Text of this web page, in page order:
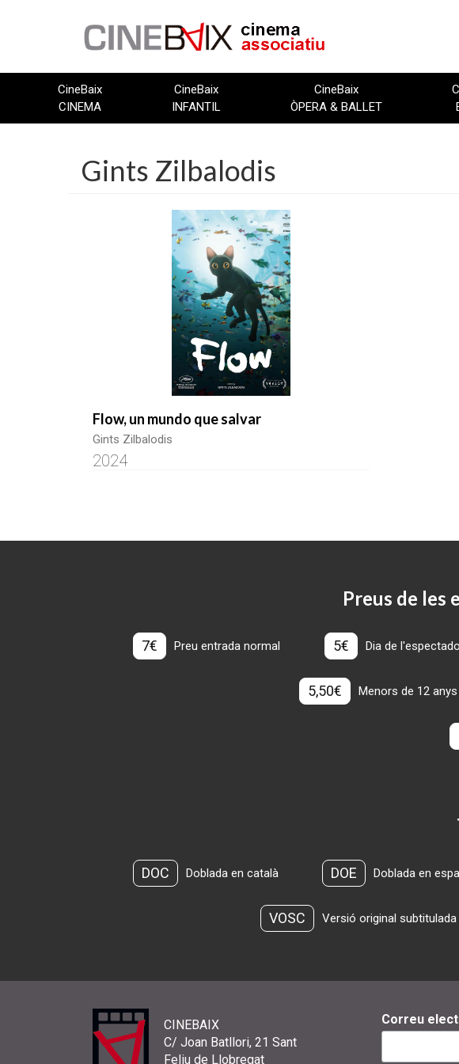
CineBaix
CINEMA
CineBaix
INFANTIL
CineBaix
ÒPERA & BALLET
Gints Zilbalodis
Flow, un mundo que salvar
Gints Zilbalodis
2024
Preus de les
7€ Preu entrada normal 5€ Dia de
5,50€ Menors de 12 anys
DOC Doblada en català DOE Doblada en
VOSC Versió original
CINEBAIX
C/ Joan Batllori, 21 Sant
Feliu de Llobregat
Correu